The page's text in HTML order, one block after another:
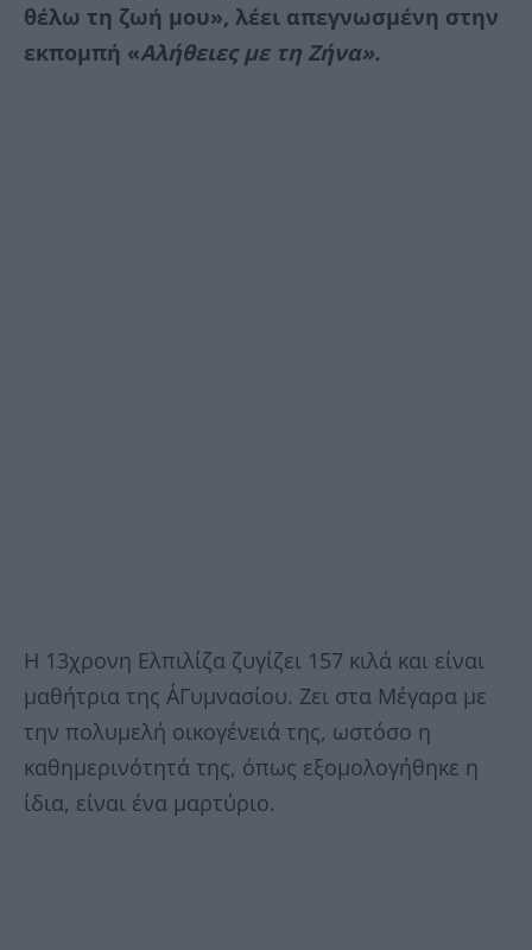
θέλω τη ζωή μου», λέει απεγνωσμένη στην
εκπομπή «Αλήθειες με τη Ζήνα».
Η 13χρονη Ελπιλίζα ζυγίζει 157 κιλά και είναι
μαθήτρια της Α΄Γυμνασίου. Ζει στα Μέγαρα με
την πολυμελή οικογένειά της, ωστόσο η
καθημερινότητά της, όπως εξομολογήθηκε η
ίδια, είναι ένα μαρτύριο.